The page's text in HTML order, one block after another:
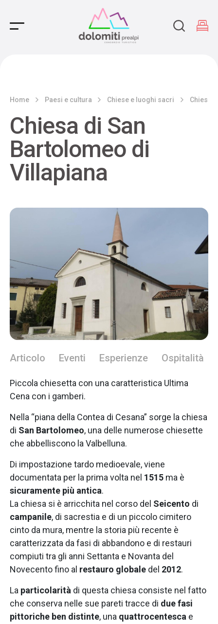
Main Navigation
Home Paesi e cultura Chiese e luoghi sacri Chiesa
Chiesa di San
Bartolomeo di
Villapiana
Articolo Eventi Esperienze Ospitalità
Piccola chiesetta con una caratteristica Ultima
Cena con i gamberi.
Nella “piana della Contea di Cesana” sorge la chiesa
di San Bartolomeo, una delle numerose chiesette
che abbelliscono la Valbelluna.
Di impostazione tardo medioevale, viene
documentata per la prima volta nel 1515 ma è
sicuramente più antica.
La chiesa si è arricchita nel corso del Seicento di
campanile, di sacrestia e di un piccolo cimitero
cinto da mura, mentre la storia più recente è
caratterizzata da fasi di abbandono e di restauri
compiuti tra gli anni Settanta e Novanta del
Novecento fino al restauro globale del 2012.
La particolarità di questa chiesa consiste nel fatto
che conserva nelle sue pareti tracce di due fasi
pittoriche ben distinte, una quattrocentesca e